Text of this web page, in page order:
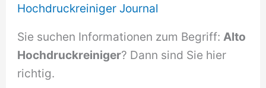
Hochdruckreiniger Journal
Sie suchen Informationen zum Begriff:Alto
Hochdruckreiniger? Dann sind Sie hier
richtig.